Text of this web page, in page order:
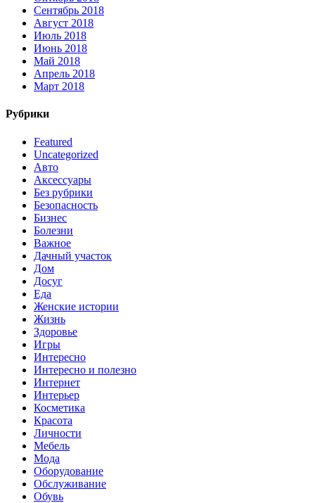
Сентябрь 2018
Август 2018
Июль 2018
Июнь 2018
Май 2018
Апрель 2018
Март 2018
Рубрики
Featured
Uncategorized
Авто
Аксессуары
Без рубрики
Безопасность
Бизнес
Болезни
Важное
Дачный участок
Дом
Досуг
Еда
Женские истории
Жизнь
Здоровье
Игры
Интересно
Интересно и полезно
Интернет
Интерьер
Косметика
Красота
Личности
Мебель
Мода
Оборудование
Обслуживание
Обувь